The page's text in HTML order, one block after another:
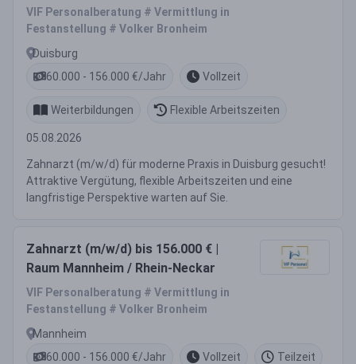
VIF Personalberatung # Vermittlung in
Festanstellung # Volker Bronheim
Duisburg
60.000 - 156.000 €/Jahr
Vollzeit
Weiterbildungen Flexible Arbeitszeiten
05.08.2026
Zahnarzt (m/w/d) für moderne Praxis in Duisburg gesucht!
Attraktive Vergütung, flexible Arbeitszeiten und eine
langfristige Perspektive warten auf Sie.
Zahnarzt (m/w/d) bis 156.000 € |
Raum Mannheim / Rhein-Neckar
VIF Personalberatung # Vermittlung in
Festanstellung # Volker Bronheim
Mannheim
60.000 - 156.000 €/Jahr
Vollzeit Teilzeit